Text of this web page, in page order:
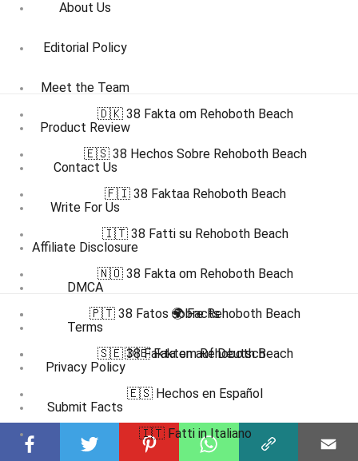
About Us
Editorial Policy
Meet the Team
Product Review
Contact Us
Write For Us
Affiliate Disclosure
DMCA
Terms
Privacy Policy
Submit Facts
More Facts
🇩🇰 38 Fakta om Rehoboth Beach
🇪🇸 38 Hechos Sobre Rehoboth Beach
🇫🇮 38 Faktaa Rehoboth Beach
🇮🇹 38 Fatti su Rehoboth Beach
🇳🇴 38 Fakta om Rehoboth Beach
🇵🇹 38 Fatos sobre Rehoboth Beach
🇸🇪 38 Fakta om Rehoboth Beach
🌍 Facts
🇩🇪 Fakten auf Deutsch
🇪🇸 Hechos en Español
🇮🇹 Fatti in Italiano